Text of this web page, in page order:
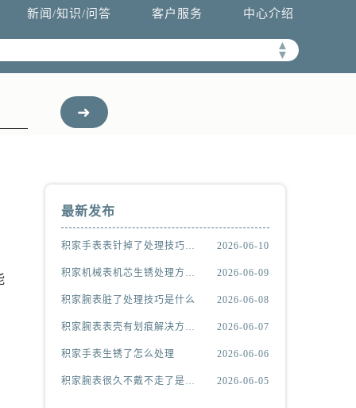
新闻/知识/问答 客户服务 中心介绍
▲
▼
最新发布
积家手表表针掉了处理技巧推荐 2026-06-10
积家机械表机芯生锈处理方法汇总 2026-06-09
积家腕表脏了处理技巧是什么 2026-06-08
积家腕表表壳有划痕解决方法详解 2026-06-07
积家手表生锈了怎么处理 2026-06-06
积家腕表很久不戴不走了是什么原因 2026-06-05